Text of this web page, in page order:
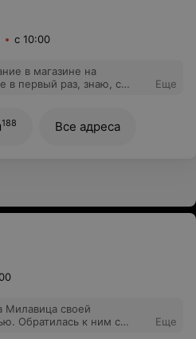
с 10:00
в магазине на
в первый раз, знаю, с
с покупками целая
обслуживать их. Ок,
не ценят время
на кассе и ушла. Зря
Еще
188 Все адреса
Милавица своей
Обратилась к ним с
Еще